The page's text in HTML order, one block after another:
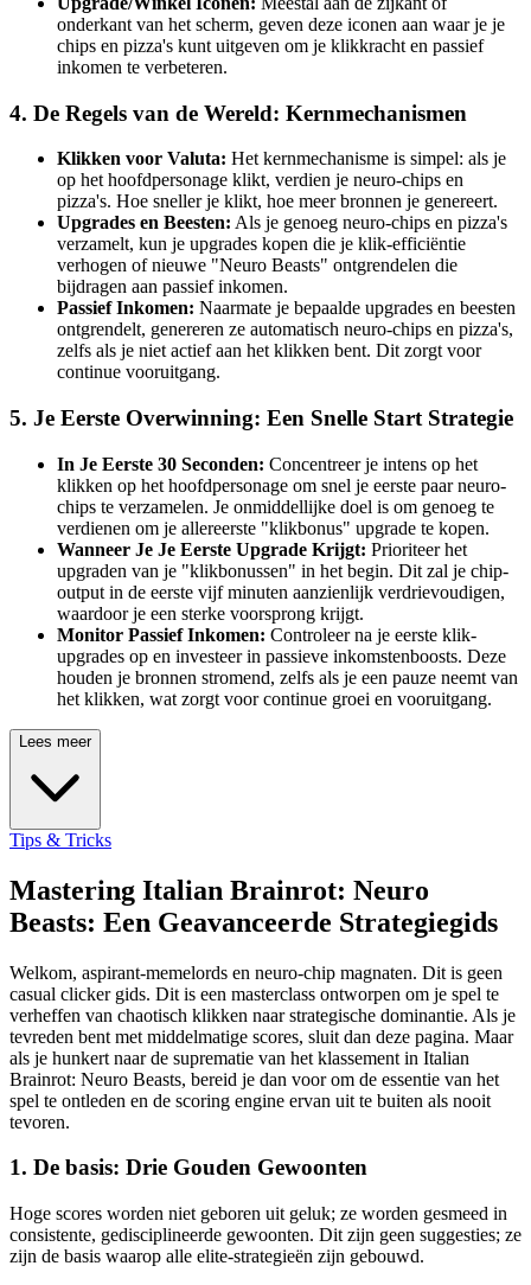
onderkant van het scherm, geven deze iconen aan waar je je
chips en pizza's kunt uitgeven om je klikkracht en passief
inkomen te verbeteren.
4. De Regels van de Wereld: Kernmechanismen
Klikken voor Valuta: Het kernmechanisme is simpel: als je
op het hoofdpersonage klikt, verdien je neuro-chips en
pizza's. Hoe sneller je klikt, hoe meer bronnen je genereert.
Upgrades en Beesten: Als je genoeg neuro-chips en pizza's
verzamelt, kun je upgrades kopen die je klik-efficiëntie
verhogen of nieuwe "Neuro Beasts" ontgrendelen die
bijdragen aan passief inkomen.
Passief Inkomen: Naarmate je bepaalde upgrades en beesten
ontgrendelt, genereren ze automatisch neuro-chips en pizza's,
zelfs als je niet actief aan het klikken bent. Dit zorgt voor
continue vooruitgang.
5. Je Eerste Overwinning: Een Snelle Start Strategie
In Je Eerste 30 Seconden: Concentreer je intens op het
klikken op het hoofdpersonage om snel je eerste paar neuro-
chips te verzamelen. Je onmiddellijke doel is om genoeg te
verdienen om je allereerste "klikbonus" upgrade te kopen.
Wanneer Je Je Eerste Upgrade Krijgt: Prioriteer het
upgraden van je "klikbonussen" in het begin. Dit zal je chip-
output in de eerste vijf minuten aanzienlijk verdrievoudigen,
waardoor je een sterke voorsprong krijgt.
Monitor Passief Inkomen: Controleer na je eerste klik-
upgrades op en investeer in passieve inkomstenboosts. Deze
houden je bronnen stromend, zelfs als je een pauze neemt van
het klikken, wat zorgt voor continue groei en vooruitgang.
Lees meer
Tips & Tricks
Mastering Italian Brainrot: Neuro
Beasts: Een Geavanceerde Strategiegids
Welkom, aspirant-memelords en neuro-chip magnaten. Dit is geen
casual clicker gids. Dit is een masterclass ontworpen om je spel te
verheffen van chaotisch klikken naar strategische dominantie. Als je
tevreden bent met middelmatige scores, sluit dan deze pagina. Maar
als je hunkert naar de suprematie van het klassement in Italian
Brainrot: Neuro Beasts, bereid je dan voor om de essentie van het
spel te ontleden en de scoring engine ervan uit te buiten als nooit
tevoren.
1. De basis: Drie Gouden Gewoonten
Hoge scores worden niet geboren uit geluk; ze worden gesmeed in
consistente, gedisciplineerde gewoonten. Dit zijn geen suggesties; ze
zijn de basis waarop alle elite-strategieën zijn gebouwd.